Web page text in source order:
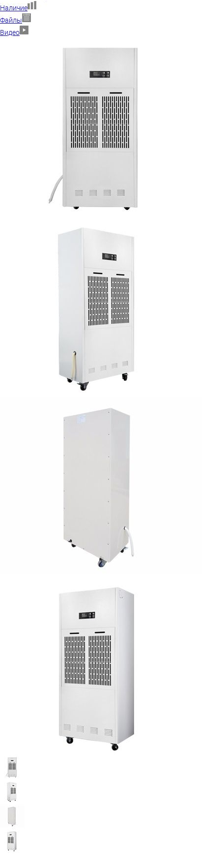
Наличие
Файлы
Видео